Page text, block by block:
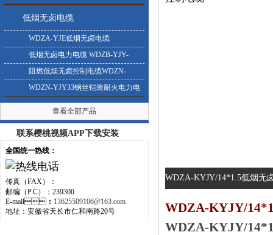
低烟无卤电缆
WDZA-YJE低烟无卤电缆
低烟无卤电力电缆 WDZB-YJY-
0.6/1KV
阻燃低烟无卤控制电缆WDZN-
KYJY
WDZN-YJY33钢丝铠装耐火电力电
缆
查看全部产品
联系樱桃视频APP下载安装
全国统一热线：
传真（FAX）：
邮编（P.C）：239300
E-mail： 13625509106@163.com
地址：安徽省天长市仁和南路20号
WDZA-KYJY/14*1.5低烟无卤
WDZA-KYJY/
WDZA-KYJY/